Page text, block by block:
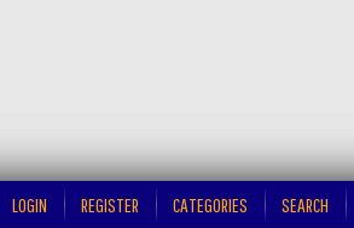
LOGIN REGISTER CATEGORIES SEARCH